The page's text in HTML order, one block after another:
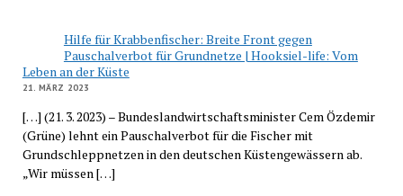
Hilfe für Krabbenfischer: Breite Front gegen
Pauschalverbot für Grundnetze | Hooksiel-life: Vom
Leben an der Küste
21. MÄRZ 2023
[…] (21. 3. 2023) – Bundeslandwirtschaftsminister Cem Özdemir
(Grüne) lehnt ein Pauschalverbot für die Fischer mit
Grundschleppnetzen in den deutschen Küstengewässern ab.
„Wir müssen […]